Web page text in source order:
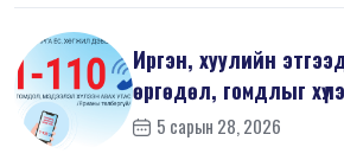
Иргэн, хуулийн
өргөдөл, гомдлыг
5 сарын 28, 2026